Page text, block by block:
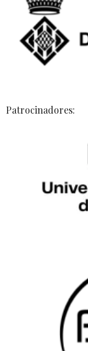
Patrocinadores: